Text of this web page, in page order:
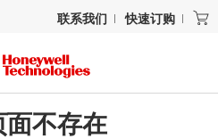
联系我们 快速订购
不存在